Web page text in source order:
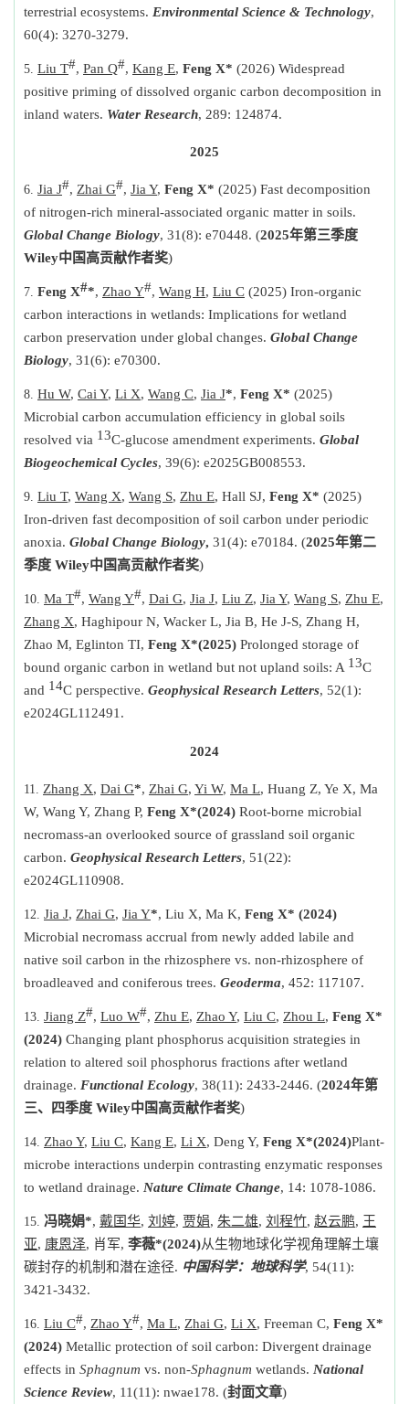
terrestrial ecosystems. Environmental Science & Technology,
60(4): 3270-3279.
Liu T#, Pan Q#, Kang E, Feng X* (2026) Widespread
positive priming of dissolved organic carbon decomposition in
inland waters. Water Research, 289: 124874.
2025
Jia J#, Zhai G#, Jia Y, Feng X* (2025) Fast decomposition
of nitrogen-rich mineral-associated organic matter in soils.
Global Change Biology, 31(8): e70448. (2025年第三季度
Wiley中国高贡献作者奖)
Feng X#*, Zhao Y#, Wang H, Liu C (2025) Iron-organic
carbon interactions in wetlands: Implications for wetland
carbon preservation under global changes. Global Change
Biology, 31(6): e70300.
Hu W, Cai Y, Li X, Wang C, Jia J*, Feng X* (2025)
Microbial carbon accumulation efficiency in global soils
resolved via 13C-glucose amendment experiments. Global
Biogeochemical Cycles, 39(6): e2025GB008553.
Liu T, Wang X, Wang S, Zhu E, Hall SJ, Feng X* (2025)
Iron-driven fast decomposition of soil carbon under periodic
anoxia. Global Change Biology, 31(4): e70184. (2025年第二
季度 Wiley中国高贡献作者奖)
Ma T#, Wang Y#, Dai G, Jia J, Liu Z, Jia Y, Wang S, Zhu E,
Zhang X, Haghipour N, Wacker L, Jia B, He J-S, Zhang H,
Zhao M, Eglinton TI, Feng X*(2025) Prolonged storage of
bound organic carbon in wetland but not upland soils: A 13C
and 14C perspective. Geophysical Research Letters, 52(1):
e2024GL112491.
2024
Zhang X, Dai G*, Zhai G, Yi W, Ma L, Huang Z, Ye X, Ma
W, Wang Y, Zhang P, Feng X*(2024) Root-borne microbial
necromass-an overlooked source of grassland soil organic
carbon. Geophysical Research Letters, 51(22):
e2024GL110908.
Jia J, Zhai G, Jia Y*, Liu X, Ma K, Feng X* (2024)
Microbial necromass accrual from newly added labile and
native soil carbon in the rhizosphere vs. non-rhizosphere of
broadleaved and coniferous trees. Geoderma, 452: 117107.
Jiang Z#, Luo W#, Zhu E, Zhao Y, Liu C, Zhou L, Feng X*
(2024) Changing plant phosphorus acquisition strategies in
relation to altered soil phosphorus fractions after wetland
drainage. Functional Ecology, 38(11): 2433-2446. (2024年第
三、四季度 Wiley中国高贡献作者奖)
Zhao Y, Liu C, Kang E, Li X, Deng Y, Feng X*(2024)Plant-
microbe interactions underpin contrasting enzymatic responses
to wetland drainage. Nature Climate Change, 14: 1078-1086.
冯晓娟*, 戴国华, 刘婷, 贾娟, 朱二雄, 刘程竹, 赵云鹏, 王
亚, 康恩泽, 肖军, 李薇*(2024)从生物地球化学视角理解土壤
碳封存的机制和潜在途径. 中国科学：地球科学, 54(11):
3421-3432.
Liu C#, Zhao Y#, Ma L, Zhai G, Li X, Freeman C, Feng X*
(2024) Metallic protection of soil carbon: Divergent drainage
effects in Sphagnum vs. non-Sphagnum wetlands. National
Science Review, 11(11): nwae178. (封面文章)